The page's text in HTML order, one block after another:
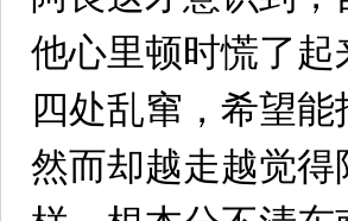
他心里顿时慌了
四处乱窜，希望
然而却越走越觉